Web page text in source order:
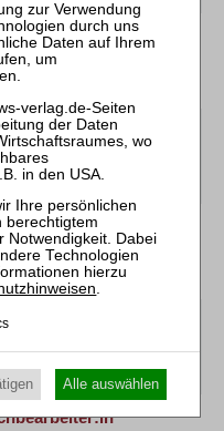
Einführung in die
Einführung in die
Crashkurs
Einführung in die
.
Alle auswählen